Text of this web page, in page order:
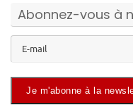
Abonnez-vous à